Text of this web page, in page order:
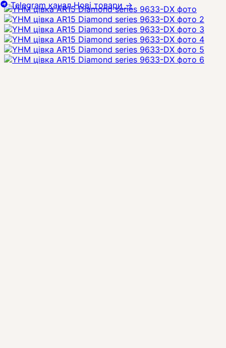
Telegram канал Нові товари→